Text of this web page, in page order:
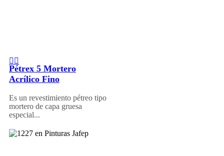
Pétrex 5 Mortero
Acrílico Fino
Es un revestimiento pétreo tipo
mortero de capa gruesa
especial...